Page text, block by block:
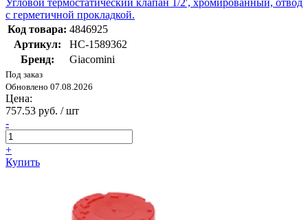
Угловой термостатический клапан 1/2', хромированный, отвод
с герметичной прокладкой.
Код товара: 4846925
Артикул:
НС-1589362
Бренд:
Giacomini
Под заказ
Обновлено 07.08.2026
Цена:
757.53 руб. / шт
-
+
Купить